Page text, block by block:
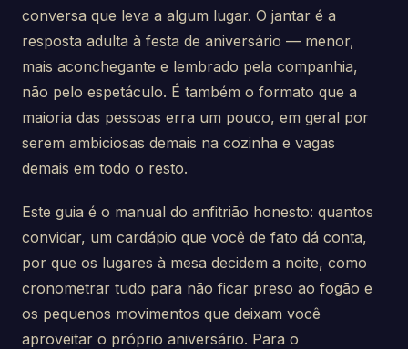
conversa que leva a algum lugar. O jantar é a
resposta adulta à festa de aniversário — menor,
mais aconchegante e lembrado pela companhia,
não pelo espetáculo. É também o formato que a
maioria das pessoas erra um pouco, em geral por
serem ambiciosas demais na cozinha e vagas
demais em todo o resto.
Este guia é o manual do anfitrião honesto: quantos
convidar, um cardápio que você de fato dá conta,
por que os lugares à mesa decidem a noite, como
cronometrar tudo para não ficar preso ao fogão e
os pequenos movimentos que deixam você
aproveitar o próprio aniversário. Para o